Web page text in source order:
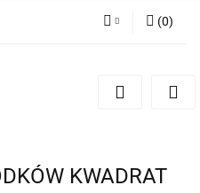
Zarejestruj się
(0)
KWADRAT